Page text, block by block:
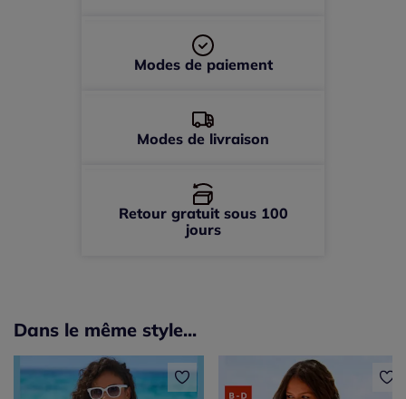
Modes de paiement
Modes de livraison
Retour gratuit sous 100
jours
Dans le même style...